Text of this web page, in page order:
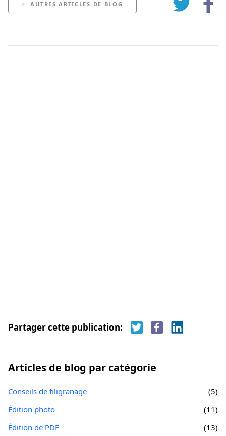
← AUTRES ARTICLES DE BLOG
Partager cette publication:
Articles de blog par catégorie
Conseils de filigranage
(5)
Édition photo
(11)
Édition de PDF
(13)